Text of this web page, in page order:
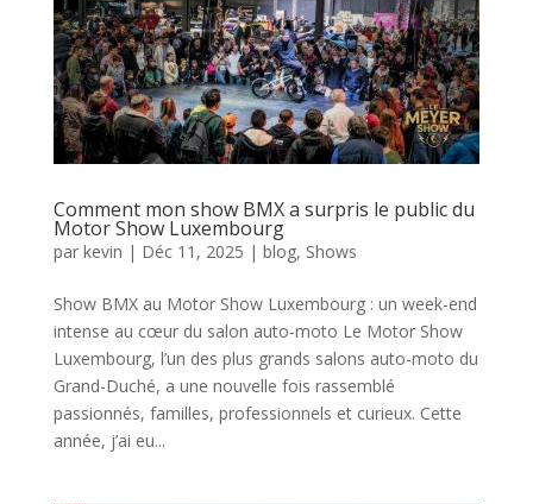
Comment mon show BMX a surpris le public du
Motor Show Luxembourg
par kevin | Déc 11, 2025 | blog, Shows
Show BMX au Motor Show Luxembourg : un week-end
intense au cœur du salon auto-moto Le Motor Show
Luxembourg, l’un des plus grands salons auto-moto du
Grand-Duché, a une nouvelle fois rassemblé
passionnés, familles, professionnels et curieux. Cette
année, j’ai eu...